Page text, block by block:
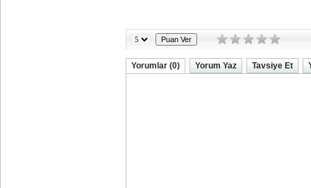
Yorumlar (0) Yorum Yaz Tavsiye Et